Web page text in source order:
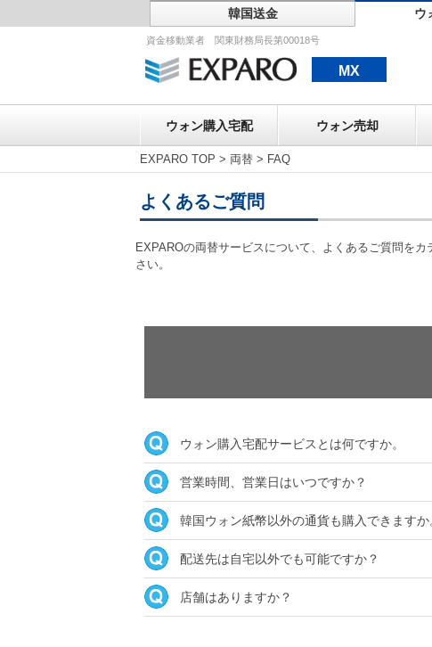
韓国送金 ウ
資金移動業者 関東財務局長第00018号
MX
ウォン購入宅配 ウォン売却
EXPARO TOP > 両替 > FAQ
よくあるご質問
EXPAROの両替サービスについて、よくあるご質問を
さい。
ウォン購入宅配サービスとは何ですか。
営業時間、営業日はいつですか？
韓国ウォン紙幣以外の通貨も購入できますか
配送先は自宅以外でも可能ですか？
店舗はありますか？